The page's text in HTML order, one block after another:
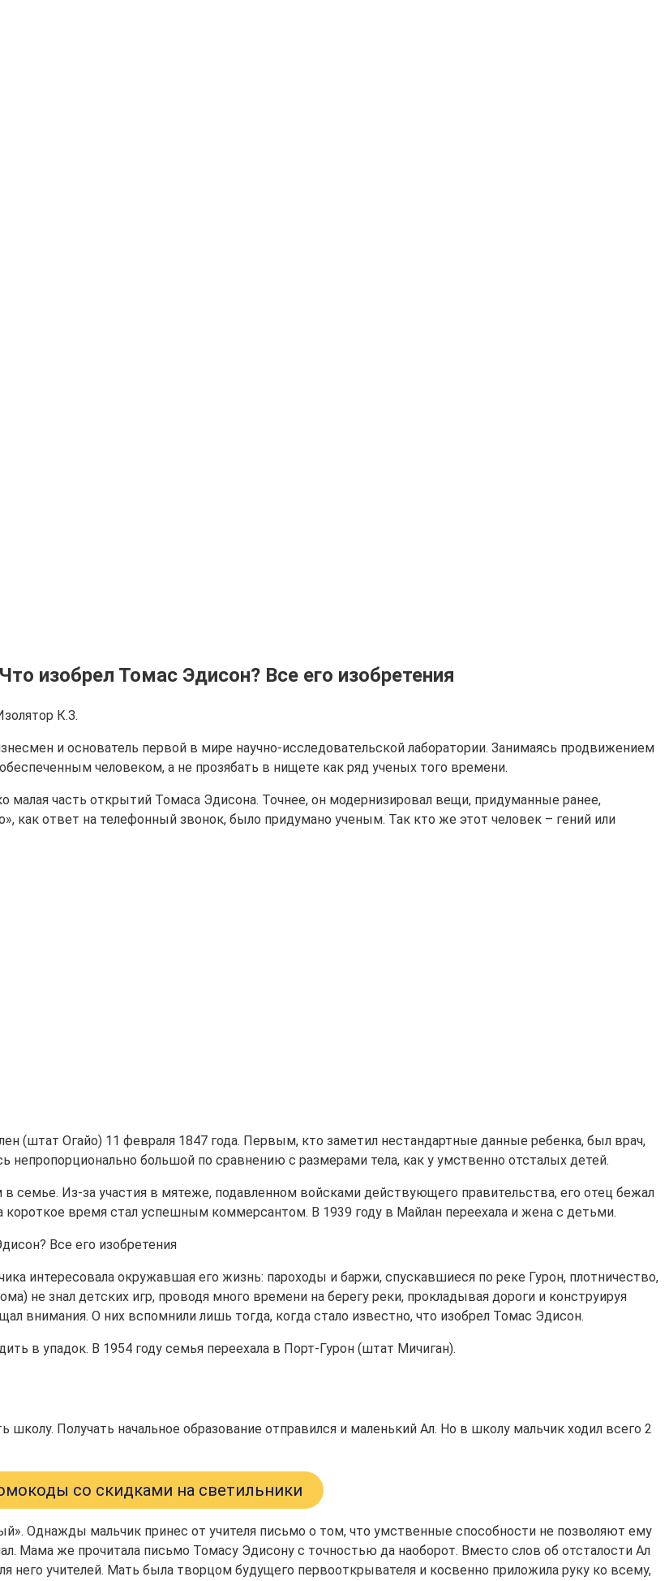
изобрел Томас Эдисон? Все его изобретения
К.З.
и основатель первой в мире научно-исследовательской лаборатории. Занимаясь продвижением
человеком, а не прозябать в нищете как ряд ученых того времени.
малая часть открытий Томаса Эдисона. Точнее, он модернизировал вещи, придуманные ранее,
как ответ на телефонный звонок, было придумано ученым. Так кто же этот человек – гений или
(штат Огайо) 11 февраля 1847 года. Первым, кто заметил нестандартные данные ребенка, был врач,
непропорционально большой по сравнению с размерами тела, как у умственно отсталых детей.
Из-за участия в мятеже, подавленном войсками действующего правительства, его отец бежал
время стал успешным коммерсантом. В 1939 году в Майлан переехала и жена с детьми.
интересовала окружавшая его жизнь: пароходы и баржи, спускавшиеся по реке Гурон, плотничество,
не знал детских игр, проводя много времени на берегу реки, прокладывая дороги и конструируя
внимания. О них вспомнили лишь тогда, когда стало известно, что изобрел Томас Эдисон.
в упадок. В 1954 году семья переехала в Порт-Гурон (штат Мичиган).
Получать начальное образование отправился и маленький Ал. Но в школу мальчик ходил всего 2
со скидками на светильники
Однажды мальчик принес от учителя письмо о том, что умственные способности не позволяют ему
Мама же прочитала письмо Томасу Эдисону с точностью да наоборот. Вместо слов об отсталости Ал
учителей. Мать была творцом будущего первооткрывателя и косвенно приложила руку ко всему,